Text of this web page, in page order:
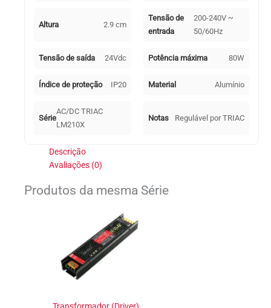
Altura 2.9 cm
Tensão de
entrada
200-240V ~
50/60Hz
Tensão de saída 24Vdc Potência máxima 80W
Índice de proteção IP20 Material Alumínio
Série
AC/DC TRIAC
LM210X
Notas Regulável por TRIAC
Descrição
Avaliações (0)
Produtos da mesma Série
Transformador (Driver)